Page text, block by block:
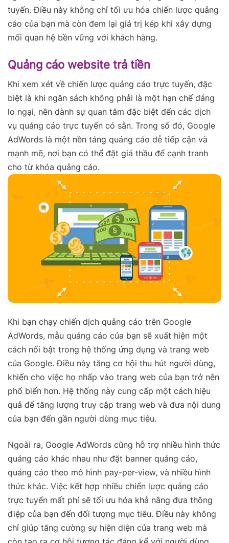
tuyến. Điều này không chỉ tối ưu hóa chiến lược quảng
cáo của bạn mà còn đem lại giá trị kép khi xây dựng
mối quan hệ bền vững với khách hàng.
Quảng cáo website trả tiền
Khi xem xét về chiến lược quảng cáo trực tuyến, đặc
biệt là khi ngân sách không phải là một hạn chế đáng
lo ngại, nên dành sự quan tâm đặc biệt đến các dịch
vụ quảng cáo trực tuyến có sẵn. Trong số đó, Google
AdWords là một nền tảng quảng cáo dễ tiếp cận và
mạnh mẽ, nơi bạn có thể đặt giá thầu để cạnh tranh
cho từ khóa quảng cáo.
Khi bạn chạy chiến dịch quảng cáo trên Google
AdWords, mẫu quảng cáo của bạn sẽ xuất hiện một
cách nổi bật trong hệ thống ứng dụng và trang web
của Google. Điều này tăng cơ hội thu hút người dùng,
khiến cho việc họ nhấp vào trang web của bạn trở nên
phổ biến hơn. Hệ thống này cung cấp một cách hiệu
quả để tăng lượng truy cập trang web và đưa nội dung
của bạn đến gần người dùng mục tiêu.
Ngoài ra, Google AdWords cũng hỗ trợ nhiều hình thức
quảng cáo khác nhau như đặt banner quảng cáo,
quảng cáo theo mô hình pay-per-view, và nhiều hình
thức khác. Việc kết hợp nhiều chiến lược quảng cáo
trực tuyến mất phí sẽ tối ưu hóa khả năng đưa thông
điệp của bạn đến đối tượng mục tiêu. Điều này không
chỉ giúp tăng cường sự hiện diện của trang web mà